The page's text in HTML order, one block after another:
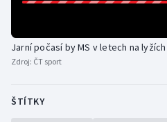
Judo
Jarní počasí by MS v letech na
Zdroj: ČT sport
ŠTÍTKY